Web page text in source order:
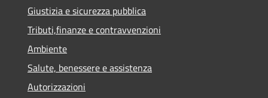
Giustizia e sicurezza pubblica
Tributi,finanze e contravvenzioni
Ambiente
Salute, benessere e assistenza
Autorizzazioni